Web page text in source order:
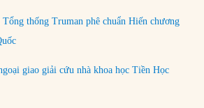
Tổng thống Truman phê chuẩn Hiến chương
giao giải cứu nhà khoa học Tiền Học